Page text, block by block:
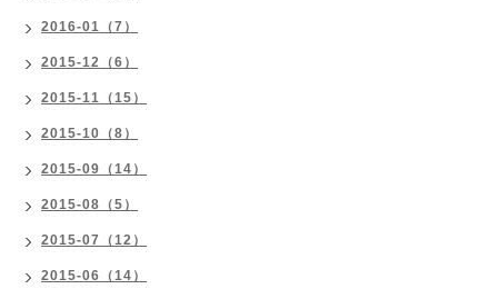
2016-01（7）
2015-12（6）
2015-11（15）
2015-10（8）
2015-09（14）
2015-08（5）
2015-07（12）
2015-06（14）